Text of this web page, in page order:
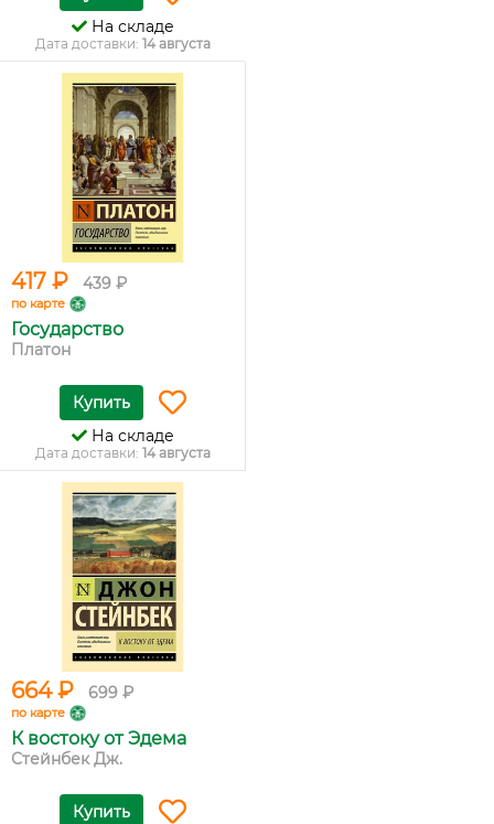
На складе
Дата доставки: 14 августа
417 ₽ 439 ₽
по карте
Государство
Платон
Купить
На складе
Дата доставки: 14 августа
664 ₽ 699 ₽
по карте
К востоку от Эдема
Стейнбек Дж.
Купить